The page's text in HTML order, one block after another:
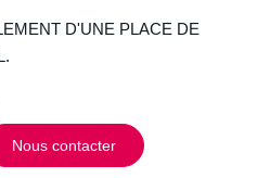
D'UNE PLACE DE
Nous contacter